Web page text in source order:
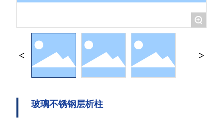
+
玻璃不锈钢层析柱